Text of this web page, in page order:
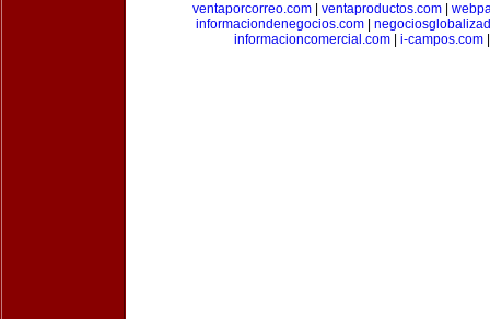
ventaporcorreo.com
ventaproductos.com
informaciondenegocios.com|
informacioncomercial.com| i-campos.com